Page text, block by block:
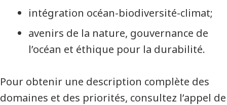
intégration océan-biodiversité-climat;
avenirs de la nature, gouvernance de
l’océan et éthique pour la durabilité.
Pour obtenir une description complète des
domaines et des priorités, consultez l’appel de